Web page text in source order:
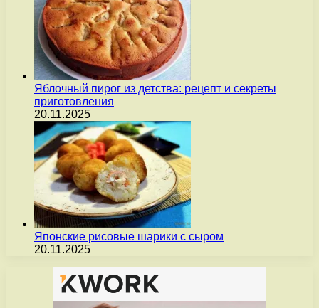
Яблочный пирог из детства: рецепт и секреты
приготовления
20.11.2025
Японские рисовые шарики с сыром
20.11.2025